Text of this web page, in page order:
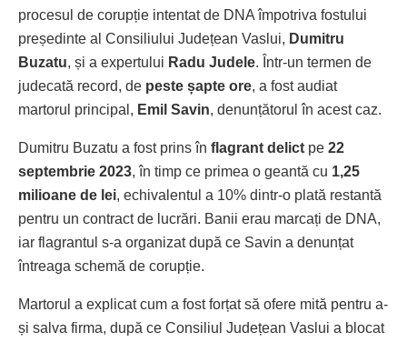
procesul de corupție intentat de DNA împotriva fostului
președinte al Consiliului Județean Vaslui, Dumitru
Buzatu, și a expertului Radu Judele. Într-un termen de
judecată record, de peste șapte ore, a fost audiat
martorul principal, Emil Savin, denunțătorul în acest caz.
Dumitru Buzatu a fost prins în flagrant delict pe 22
septembrie 2023, în timp ce primea o geantă cu 1,25
milioane de lei, echivalentul a 10% dintr-o plată restantă
pentru un contract de lucrări. Banii erau marcați de DNA,
iar flagrantul s-a organizat după ce Savin a denunțat
întreaga schemă de corupție.
Martorul a explicat cum a fost forțat să ofere mită pentru a-
și salva firma, după ce Consiliul Județean Vaslui a blocat